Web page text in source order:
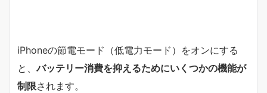
iPhoneの節電モード（低電力モード）をオンにする
と、バッテリー消費を抑えるためにいくつかの機能が
制限されます。